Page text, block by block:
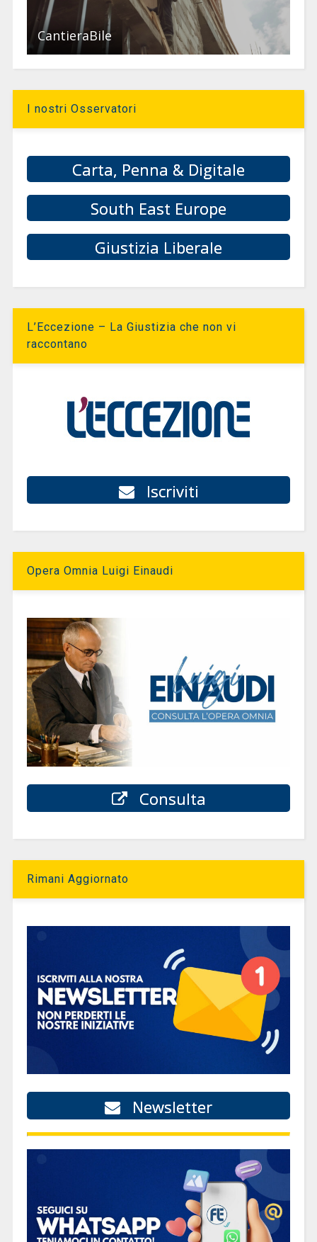
CantieraBile
I nostri Osservatori
Carta, Penna & Digitale
South East Europe
Giustizia Liberale
L’Eccezione – La Giustizia che non vi
raccontano
Iscriviti
Opera Omnia Luigi Einaudi
Consulta
Rimani Aggiornato
Newsletter